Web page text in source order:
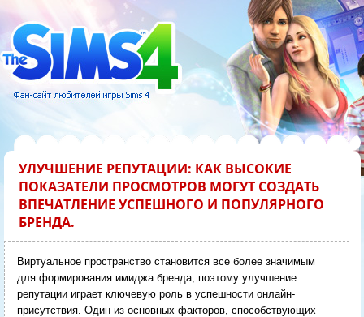
УЛУЧШЕНИЕ РЕПУТАЦИИ: КАК ВЫСОКИЕ
ПОКАЗАТЕЛИ ПРОСМОТРОВ МОГУТ СОЗДАТЬ
ВПЕЧАТЛЕНИЕ УСПЕШНОГО И ПОПУЛЯРНОГО
БРЕНДА.
Виртуальное пространство становится все более значимым
для формирования имиджа бренда, поэтому улучшение
репутации играет ключевую роль в успешности онлайн-
присутствия. Один из основных факторов, способствующих